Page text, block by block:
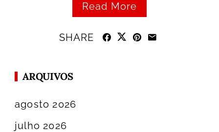
Read More
SHARE
ARQUIVOS
agosto 2026
julho 2026